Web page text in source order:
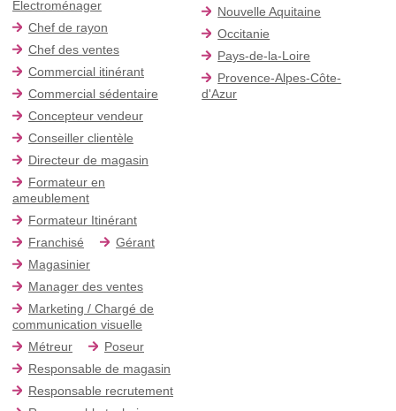
Electroménager
Chef de rayon
Chef des ventes
Commercial itinérant
Commercial sédentaire
Concepteur vendeur
Conseiller clientèle
Directeur de magasin
Formateur en
ameublement
Formateur Itinérant
Franchisé
Gérant
Magasinier
Manager des ventes
Marketing / Chargé de
communication visuelle
Métreur
Poseur
Responsable de magasin
Responsable recrutement
Nouvelle Aquitaine
Occitanie
Pays-de-la-Loire
Provence-Alpes-Côte-
d'Azur